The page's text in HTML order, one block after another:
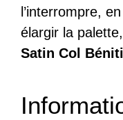
l’interrompre,
élargir la
Satin Col